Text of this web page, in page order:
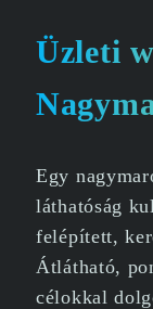
Üzleti
Egy
láthatóság
felépített,
Átlátható,
célokkal